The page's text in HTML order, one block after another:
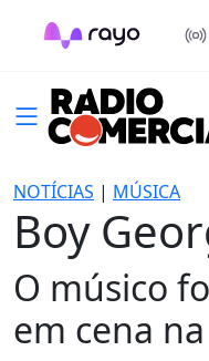
NOTÍCIAS | MÚSICA
Boy
O músico
em cena